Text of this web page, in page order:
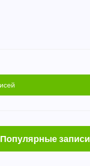
Популярные записи